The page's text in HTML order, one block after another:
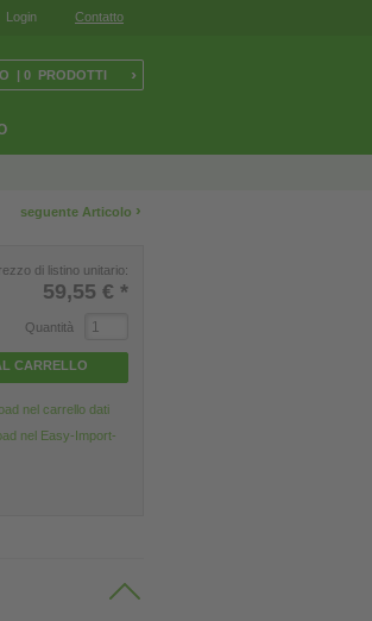
Login Contatto
| 0 PRODOTTI ›
seguente Articolo ›
di listino unitario:
59,55 € *
Quantità
CARRELLO
nel carrello dati
nel Easy-Import-